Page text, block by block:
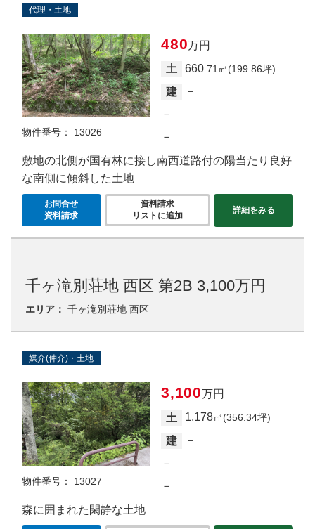
代理・土地
物件番号： 13026
480万円
土
660 .71㎡(199.86坪)
建
－
－
－
敷地の北側が国有林に接し南西道路付の陽当たり良好
な南側に傾斜した土地
お問合せ
資料請求
資料請求
リストに追加
詳細をみる
千ヶ滝別荘地 西区 第2B 3,100万円
エリア： 千ヶ滝別荘地 西区
媒介(仲介)・土地
物件番号： 13027
3,100万円
土
1,178㎡(356.34坪)
建
－
－
－
森に囲まれた閑静な土地